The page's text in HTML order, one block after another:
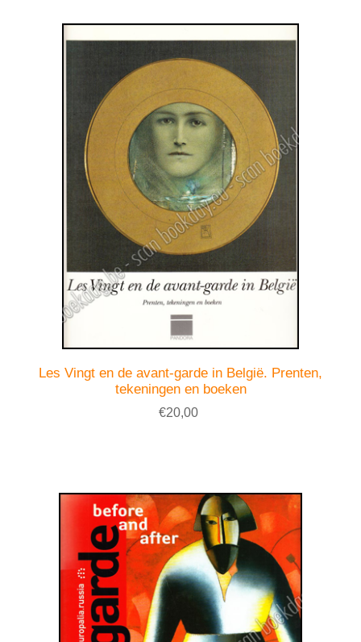
Les Vingt en de avant-garde in België. Prenten,
tekeningen en boeken
€20,00